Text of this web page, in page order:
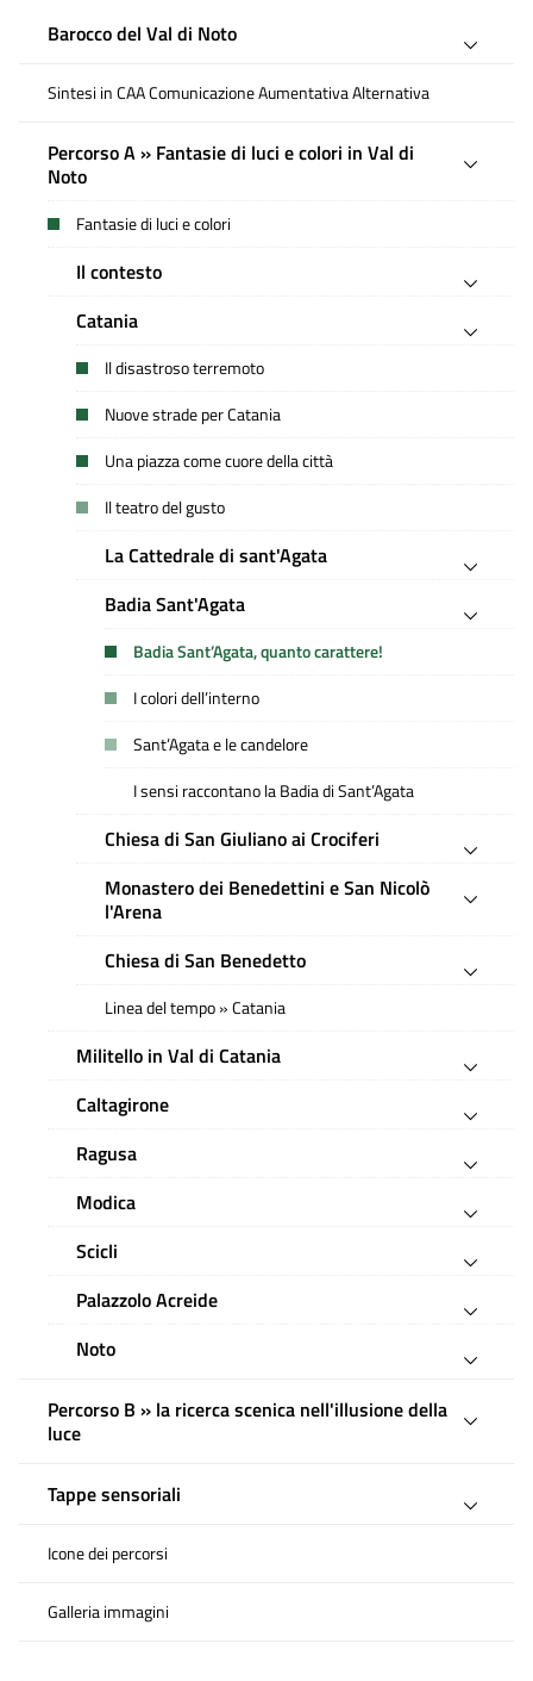
Barocco del Val di Noto
Sintesi in CAA Comunicazione Aumentativa Alternativa
Percorso A » Fantasie di luci e colori in Val di
Noto
Fantasie di luci e colori
Il contesto
Catania
Il disastroso terremoto
Nuove strade per Catania
Una piazza come cuore della città
Il teatro del gusto
La Cattedrale di sant'Agata
Badia Sant'Agata
Badia Sant’Agata, quanto carattere!
I colori dell’interno
Sant’Agata e le candelore
I sensi raccontano la Badia di Sant’Agata
Chiesa di San Giuliano ai Crociferi
Monastero dei Benedettini e San Nicolò
l'Arena
Chiesa di San Benedetto
Linea del tempo » Catania
Militello in Val di Catania
Caltagirone
Ragusa
Modica
Scicli
Palazzolo Acreide
Noto
Percorso B » la ricerca scenica nell'illusione della
luce
Tappe sensoriali
Icone dei percorsi
Galleria immagini